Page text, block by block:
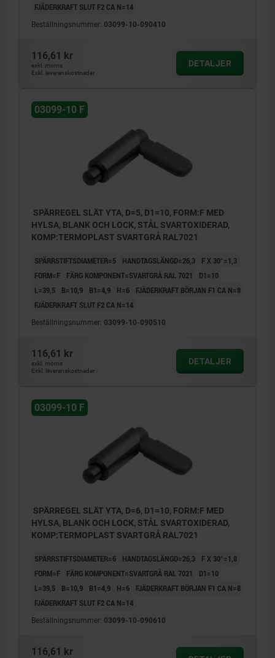
FJÄDERKRAFT SLUT F2 CA N=14
Beställningsnummer: 03099-10-090410
116,61 kr
exkl. moms
Exkl. leveranskostnader
DETALJER
03099-10 F
SPÄRREGEL SLÄT YTA, D=5, D1=10, FORM:F MED
HYLSA, BLANK OCH LOCK, STÅL SVARTOXIDERAD,
KOMP:TERMOPLAST SVARTGRÅ RAL7021
SPÄRRSTIFTSDIAMETER=5 HANDTAGSLÄNGD=26,3
F X 30°=1,3
FORM=F
FÄRG KOMPONENT=SVARTGRÅ RAL 7021
D1=10
L=39,5
B=10,9 B1=4,9 H=6
FJÄDERKRAFT BÖRJAN F1 CA N=8
FJÄDERKRAFT SLUT F2 CA N=14
Beställningsnummer: 03099-10-090510
116,61 kr
exkl. moms
Exkl. leveranskostnader
DETALJER
03099-10 F
SPÄRREGEL SLÄT YTA, D=6, D1=10, FORM:F MED
HYLSA, BLANK OCH LOCK, STÅL SVARTOXIDERAD,
KOMP:TERMOPLAST SVARTGRÅ RAL7021
SPÄRRSTIFTSDIAMETER=6 HANDTAGSLÄNGD=26,3
F X 30°=1,8
FORM=F
FÄRG KOMPONENT=SVARTGRÅ RAL 7021
D1=10
L=39,5
B=10,9 B1=4,9 H=6
FJÄDERKRAFT BÖRJAN F1 CA N=8
FJÄDERKRAFT SLUT F2 CA N=14
Beställningsnummer: 03099-10-090610
116,61 kr